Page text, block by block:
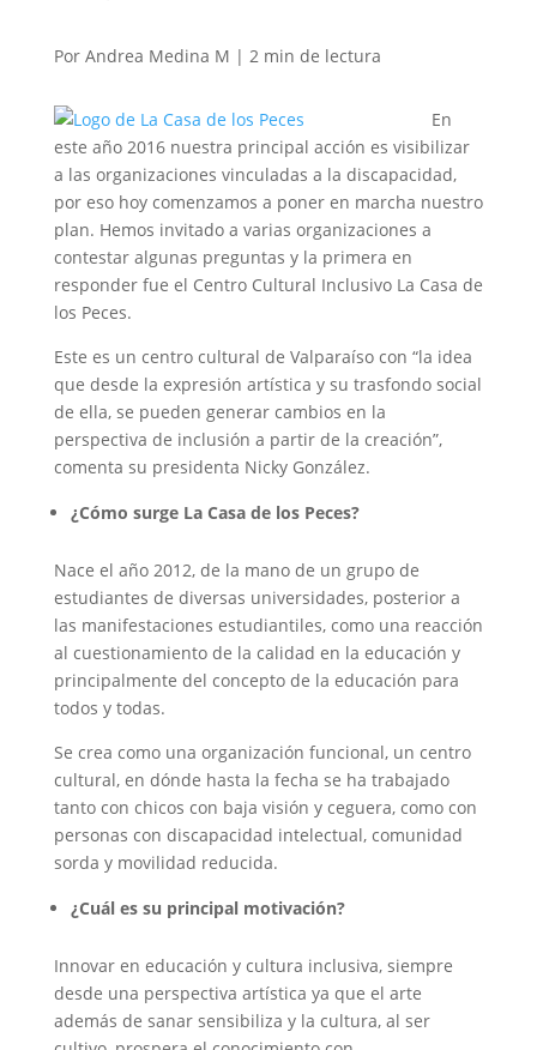
Por Andrea Medina M | 2 min de lectura
En
este año 2016 nuestra principal acción es visibilizar
a las organizaciones vinculadas a la discapacidad,
por eso hoy comenzamos a poner en marcha nuestro
plan. Hemos invitado a varias organizaciones a
contestar algunas preguntas y la primera en
responder fue el Centro Cultural Inclusivo La Casa de
los Peces.
Este es un centro cultural de Valparaíso con “la idea
que desde la expresión artística y su trasfondo social
de ella, se pueden generar cambios en la
perspectiva de inclusión a partir de la creación”,
comenta su presidenta Nicky González.
¿Cómo surge La Casa de los Peces?
Nace el año 2012, de la mano de un grupo de
estudiantes de diversas universidades, posterior a
las manifestaciones estudiantiles, como una reacción
al cuestionamiento de la calidad en la educación y
principalmente del concepto de la educación para
todos y todas.
Se crea como una organización funcional, un centro
cultural, en dónde hasta la fecha se ha trabajado
tanto con chicos con baja visión y ceguera, como con
personas con discapacidad intelectual, comunidad
sorda y movilidad reducida.
¿Cuál es su principal motivación?
Innovar en educación y cultura inclusiva, siempre
desde una perspectiva artística ya que el arte
además de sanar sensibiliza y la cultura, al ser